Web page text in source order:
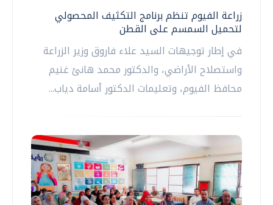
زراعة الفيوم تنظم برنامج التكثيف المحصولي
لتحميل السمسم على القطن
في إطار توجيهات السيد علاء فاروق وزير الزراعة
واستصلاح الأراضي، والدكتور محمد هانئ غنيم
محافظ الفيوم، وتعليمات الدكتور أسامة دياب...